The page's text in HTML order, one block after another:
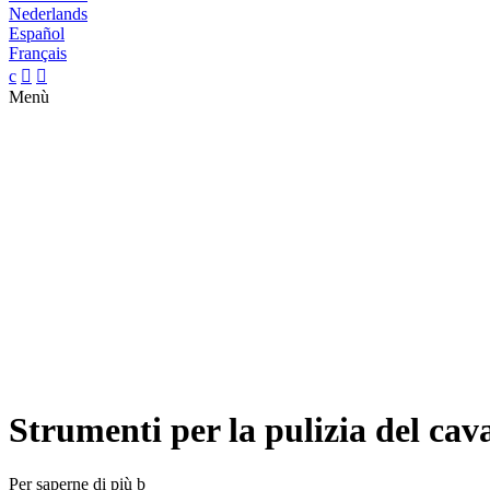
Nederlands
Español
Français
c  
Menù
Strumenti per la pulizia del
Per saperne di più b